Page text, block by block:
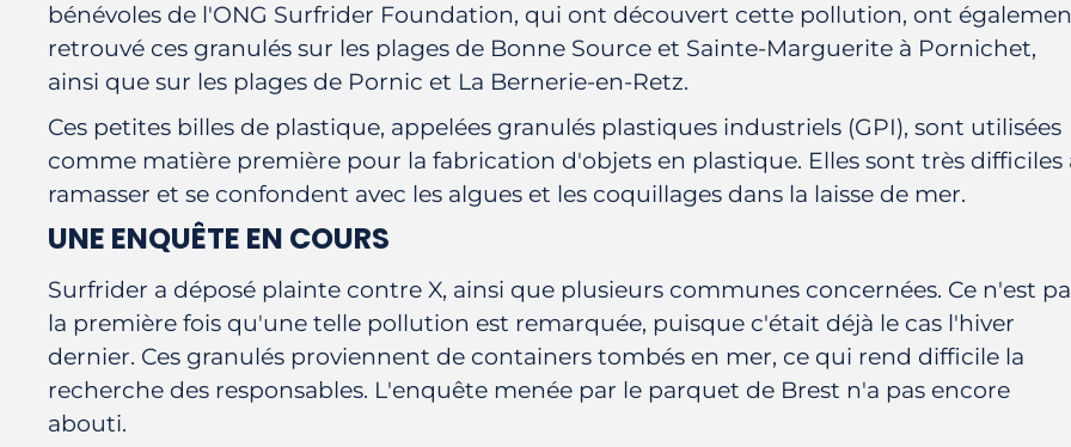
bénévoles de l'ONG Surfrider Foundation, qui ont découvert cette pollution, ont
retrouvé ces granulés sur les plages de Bonne Source et Sainte-Marguerite à Pornichet,
ainsi que sur les plages de Pornic et La Bernerie-en-Retz.
Ces petites billes de plastique, appelées granulés plastiques industriels (GPI), sont utilisées
comme matière première pour la fabrication d'objets en plastique. Elles sont très difficiles
ramasser et se confondent avec les algues et les coquillages dans la laisse de mer.
UNE ENQUÊTE EN COURS
Surfrider a déposé plainte contre X, ainsi que plusieurs communes concernées. Ce n'est
la première fois qu'une telle pollution est remarquée, puisque c'était déjà le cas l'hiver
dernier. Ces granulés proviennent de containers tombés en mer, ce qui rend difficile la
recherche des responsables. L'enquête menée par le parquet de Brest n'a pas encore
abouti.